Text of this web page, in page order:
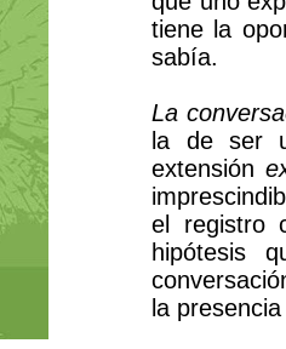
tiene la
sabía.
La
la de ser
extensión
el registro
hipótesis
la